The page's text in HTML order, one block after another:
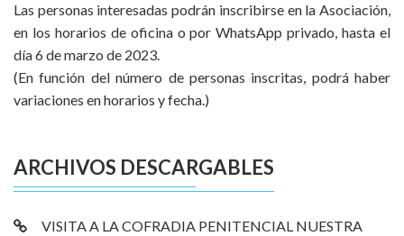
Las personas interesadas podrán inscribirse en la Asociación,
en los horarios de oficina o por WhatsApp privado, hasta el
día 6 de marzo de 2023.
(En función del número de personas inscritas, podrá haber
variaciones en horarios y fecha.)
ARCHIVOS DESCARGABLES
VISITA A LA COFRADIA PENITENCIAL NUESTRA